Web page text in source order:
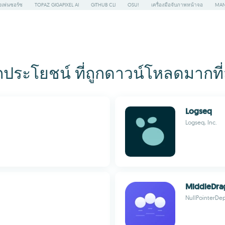
เพ่นซอร์ซ TOPAZ GIGAPIXEL AI GITHUB CLI OSU! เครื่องมือจับภาพหน้าจอ
ระโยชน์ ที่ถูกดาวน์โหลดมาก
Logseq
Logseq, Inc.